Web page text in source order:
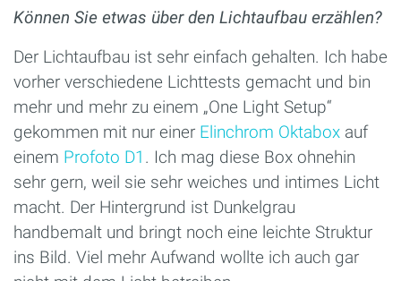
Können Sie etwas über den Lichtaufbau erzählen?
Der Lichtaufbau ist sehr einfach gehalten. Ich habe
vorher verschiedene Lichttests gemacht und bin
mehr und mehr zu einem „One Light Setup“
gekommen mit nur einer Elinchrom Oktabox auf
einem Profoto D1 . Ich mag diese Box ohnehin
sehr gern, weil sie sehr weiches und intimes Licht
macht. Der Hintergrund ist Dunkelgrau
handbemalt und bringt noch eine leichte Struktur
ins Bild. Viel mehr Aufwand wollte ich auch gar